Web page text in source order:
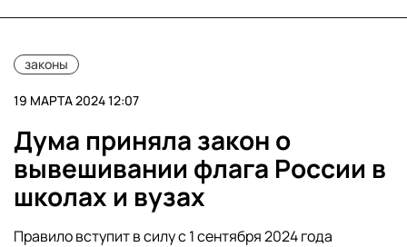
законы
19 МАРТА 2024 12:07
Дума приняла закон о
вывешивании флага России в
школах и вузах
Правило вступит в силу с 1 сентября 2024 года